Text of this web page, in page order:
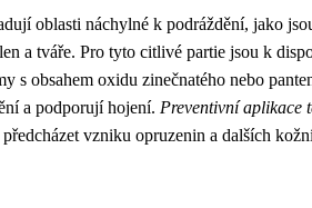
oblasti náchylné k podráždění, jako
a tváře. Pro tyto citlivé partie jsou k
s obsahem oxidu zinečnatého nebo
a podporují hojení. Preventivní aplikace
vzniku opruzenin a dalších